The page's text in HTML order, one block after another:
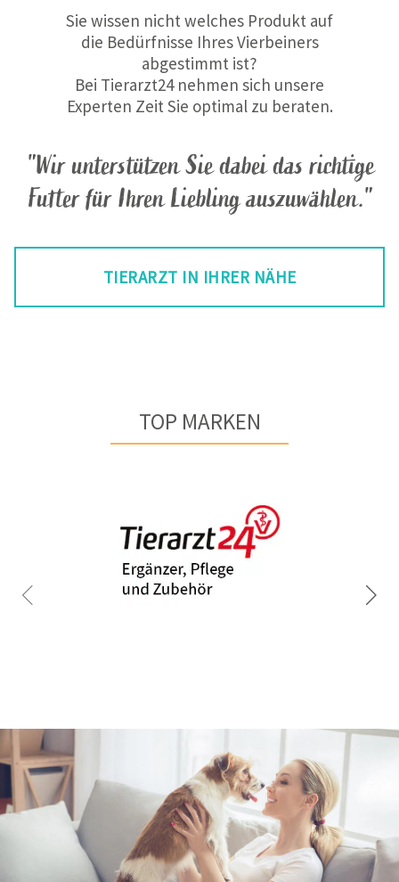
"Wir unterstützen Sie dabei das richtige
Futter für Ihren Liebling auszuwählen."
Sie wissen nicht welches Produkt auf
die Bedürfnisse Ihres Vierbeiners
abgestimmt ist?
Bei Tierarzt24 nehmen sich unsere
Experten Zeit Sie optimal zu beraten.
TIERARZT IN IHRER NÄHE
TOP MARKEN